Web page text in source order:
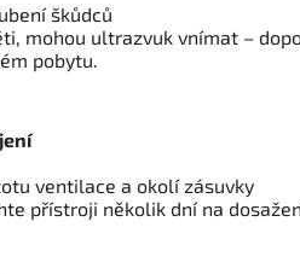
škůdců
mohou ultrazvuk vnímat –
pobytu.
ventilace a okolí zásuvky
přístroji několik dní na